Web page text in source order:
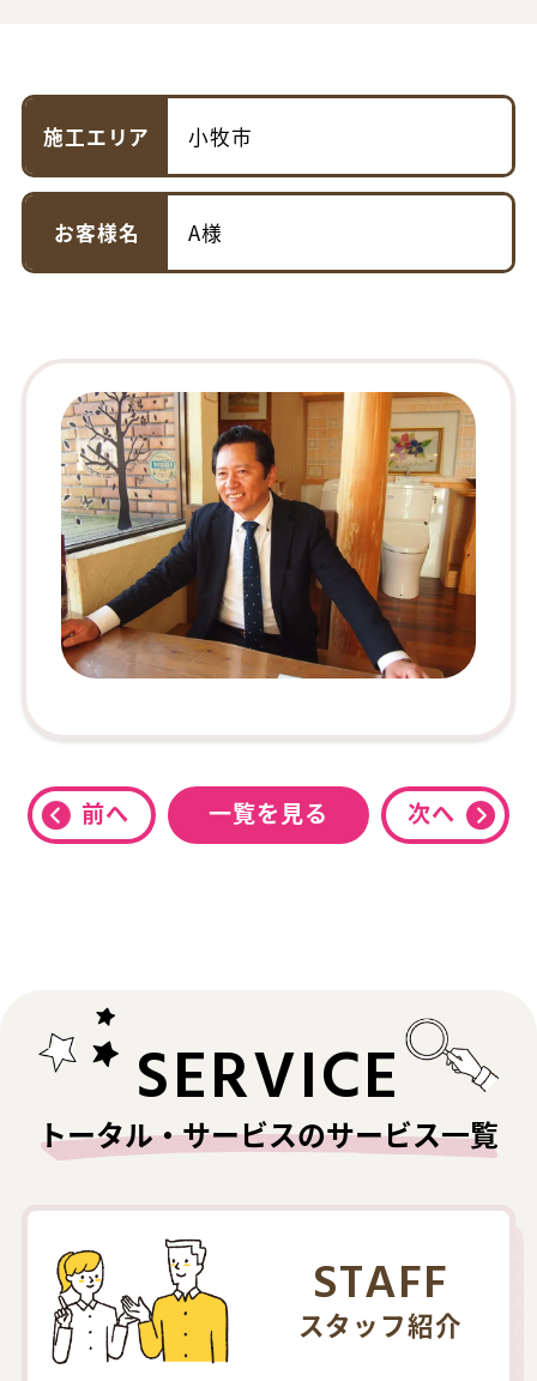
施工エリア 小牧市
お客様名 A様
前へ 一覧を見る 次へ
SERVICE
トータル・サービスのサービス一覧
STAFF
スタッフ紹介